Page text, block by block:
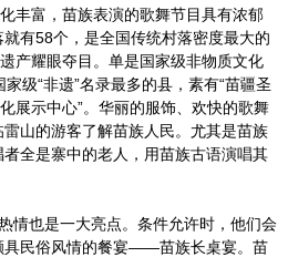
富，苗族表演的歌舞节目具有浓郁
有58个，是全国传统村落密度最大的
产耀眼夺目。单是国家级非物质文化
级“非遗”名录最多的县，素有“苗疆圣
展示中心”。华丽的服饰、欢快的歌舞
山的游客了解苗族人民。尤其是苗族
全是寨中的老人，用苗族古语演唱其
情也是一大亮点。条件允许时，他们会
具民俗风情的餐宴——苗族长桌宴。苗